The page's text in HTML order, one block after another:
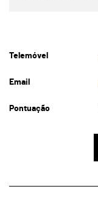
Telemóvel
Email
Pontuação